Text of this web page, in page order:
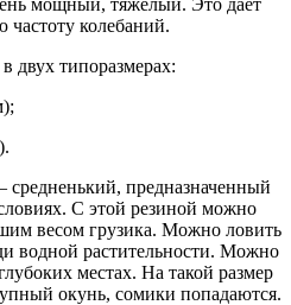
колебаний.
двух типоразмерах:
предназначенный
С этой резиной можно
весом грузика. Можно ловить
водной растительности. Можно
местах. На такой размер
окунь, сомики попадаются.